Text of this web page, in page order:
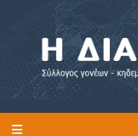
Η ΔΙΑΔΡΟΜΗ